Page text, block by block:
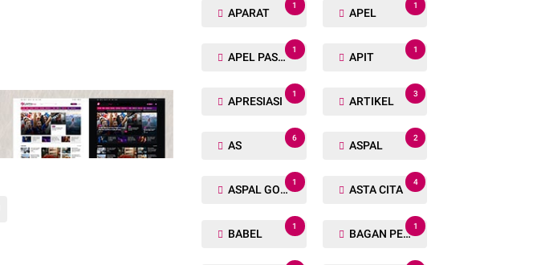
APARAT
1
APEL
1
APEL PASUKAN
1
APIT
1
APRESIASI
1
ARTIKEL
3
AS
6
ASPAL
2
ASPAL GORENG
1
ASTA CITA
4
BABEL
1
BAGAN PETE
1